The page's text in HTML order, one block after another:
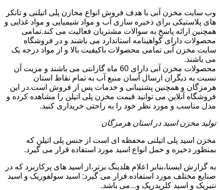
وب سایت مخزن آبی با هدف فروش انواع مخازن پلی اتیلنی و تانکر
های پلاستیکی برای ذخیره سازی آب و مواد شیمیایی و مواد غذایی و
همچنین ارائه پاسخ به سوالات مشتریان فعالیت می کند.تمامی
محصولات دارای گواهینامه استاندارد می باشند و در فروشگاه
سایت مخزن آبی تمامی محصولات باکیفیت بالا و از مواد درجه یک
می باشند.
محصولات مخزن آبی دارای 60 ماه گارانتی می باشند و مزیت آن
نسبت به دیگران ارسال آسان منبع آب به تمام نقاط استان
هرمزگان و همچنین پشتیبانی و خدمات پس از فروش است.در این
فروشگاه آنلاین می توانید قیمت مخزن پلی اتیلن را مشاهده کرده و
مدل مناسب و مورد نظر خود را به راحتی خریداری کنید.
تولید مخزن اسید در استان هرمزگان
مخزن اسید پلی اتیلنی محفظه ای است از جنس پلی اتیلن که
بمنظور ذخیره و حمل انواع اسید مورد استفاده قرار می گیرد.
به گزارش ایسنا،بنابر اعلام هلدینگ برتر،از اسید های پرکاربرد که در
صنایع مختلف مورد استفاده قرار می گیرد: اسید سولفوریک و اسید
نتیریک و اسید کلریدریک و...می باشد.